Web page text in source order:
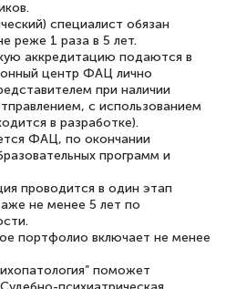
уровня
Грамотное,
Всё чётко и
повышение
раз - СПАСИБО!
специалист обязан
реже 1 раза в 5 лет.
аккредитацию подаются в
центр ФАЦ лично
при наличии
с использованием
в разработке).
ФАЦ, по окончании
программ и
проводится в один этап
не менее 5 лет по
портфолио включает не менее
поможет